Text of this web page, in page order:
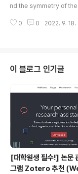
의 기저벡터가 서로 직
하는 경우, 내적을 통해 구
nd the symmetry of
up these sorts of
린 projection을 기준으로
다. 2. Non-square
행렬곱, 내적에 관한 8개
내..
0 0 2022. 9. 18.
이 블로그 인기글
[대학원생 필수!] 논문
그램 Zotero 추천